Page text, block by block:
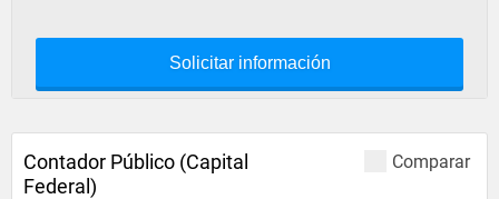
Solicitar información
Comparar
Contador Público (Capital
Federal)